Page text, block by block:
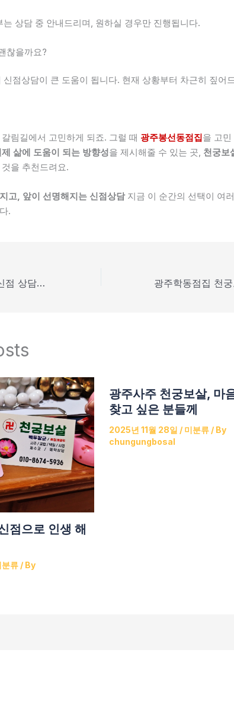
상담 중 안내드리며, 원하실 경우만 진행됩니다.
찮을까요?
점상담이 큰 도움이 됩니다. 현재 상황부터 차근히 짚어
림길에서 고민하게 되죠. 그럴 때 광주봉선동점집을 고민
제 삶에 도움이 되는 방향성을 제시해줄 수 있는 곳, 천궁보
을 추천드려요.
고, 앞이 선명해지는 신점상담지금 이 순간의 선택이 여
.
광주동구점집 천궁보살, 신점 상담이 필요한 순간이라면
점으로 인생 해
분류/ By
광주사주 천궁보살, 마
찾고 싶은 분들께
2025년 11월 28일 / 미분류/ By
chungungbosal